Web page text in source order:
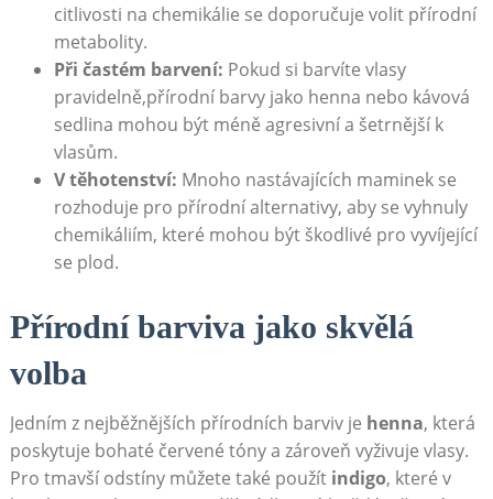
citlivosti​ na chemikálie​ se doporučuje volit​ přírodní
metabolity.
Při častém barvení: ⁤Pokud si barvíte vlasy
pravidelně,přírodní barvy jako henna​ nebo ​kávová ​
sedlina mohou být méně agresivní a šetrnější k‌
vlasům.
V těhotenství: Mnoho nastávajících maminek‍ se
‌rozhoduje pro přírodní⁤ alternativy, aby ‍se‍ vyhnuly
‌chemikáliím, které mohou být škodlivé pro vyvíjející
‍se plod.
Přírodní barviva jako skvělá
volba
Jedním⁤ z⁤ nejběžnějších‍ přírodních barviv ⁢je henna, ‌která
poskytuje bohaté červené ⁢tóny a zároveň vyživuje ⁣vlasy.
Pro ⁣tmavší odstíny můžete také použít indigo, ‍které v